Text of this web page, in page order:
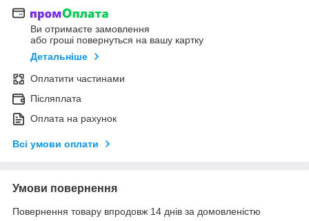
Ви отримаєте замовлення
або гроші повернуться на вашу картку
Детальніше
Оплатити частинами
Післяплата
Оплата на рахунок
Всі умови оплати
Умови повернення
Повернення товару впродовж 14 днів за домовленістю